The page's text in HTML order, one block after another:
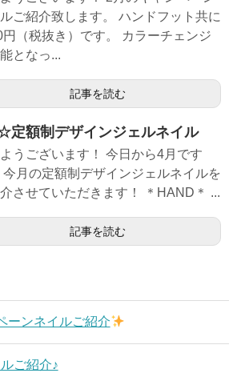
ご紹介致します。 ハンドフット共に
円（税抜き）です。 カラーチェンジ
となっ...
記事を読む
定額制デザインジェルネイル
うございます！ 今日から4月です
今月の定額制デザインジェルネイルを
させていただきます！ ＊HAND＊ ...
記事を読む
ーンネイルご紹介
ご紹介♪